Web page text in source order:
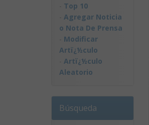
- Top 10
- Agregar Noticia
o Nota De Prensa
- Modificar
Artï¿½culo
- Artï¿½culo
Aleatorio
Búsqueda